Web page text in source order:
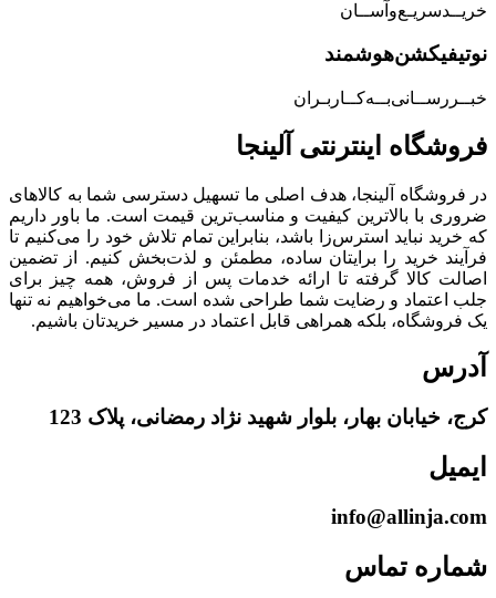
خریــد‌سریـع‌و‌آســان
نوتیفیکشن‌هوشمند
خبــررســانی‌بــه‌کــاربـران
فروشگاه‌ اینترنتی‌ آلینجا
در فروشگاه آلینجا، هدف اصلی ما تسهیل دسترسی شما به کالاهای
ضروری با بالاترین کیفیت و مناسب‌ترین قیمت است. ما باور داریم
که خرید نباید استرس‌زا باشد، بنابراین تمام تلاش خود را می‌کنیم تا
فرآیند خرید را برایتان ساده، مطمئن و لذت‌بخش کنیم. از تضمین
اصالت کالا گرفته تا ارائه خدمات پس از فروش، همه چیز برای
جلب اعتماد و رضایت شما طراحی شده است. ما می‌خواهیم نه تنها
یک فروشگاه، بلکه همراهی قابل اعتماد در مسیر خریدتان باشیم.
آدرس
کرج، خیابان بهار، بلوار شهید نژاد رمضانی، پلاک 123
ایمیل
info@allinja.com
شماره تماس